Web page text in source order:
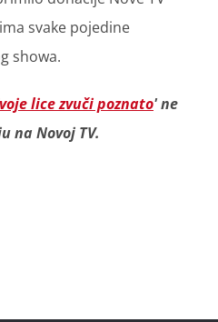
svake pojedine
showa.
lice zvuči poznato' ne
na Novoj TV.